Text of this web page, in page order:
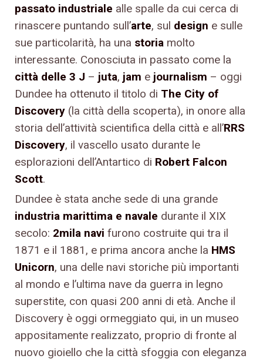
passato industriale alle spalle da cui cerca di
rinascere puntando sull’arte, sul design e sulle
sue particolarità, ha una storia molto
interessante. Conosciuta in passato come la
città delle 3 J – juta, jam e journalism – oggi
Dundee ha ottenuto il titolo di The City of
Discovery (la città della scoperta), in onore alla
storia dell’attività scientifica della città e all’RRS
Discovery, il vascello usato durante le
esplorazioni dell’Antartico di Robert Falcon
Scott.
Dundee è stata anche sede di una grande
industria marittima e navale durante il XIX
secolo: 2mila navi furono costruite qui tra il
1871 e il 1881, e prima ancora anche la HMS
Unicorn, una delle navi storiche più importanti
al mondo e l’ultima nave da guerra in legno
superstite, con quasi 200 anni di età. Anche il
Discovery è oggi ormeggiato qui, in un museo
appositamente realizzato, proprio di fronte al
nuovo gioiello che la città sfoggia con eleganza